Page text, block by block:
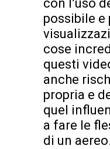
con l’uso
possibile e
cose
questi
anche
propria e
quel
a fare le
di un aereo.